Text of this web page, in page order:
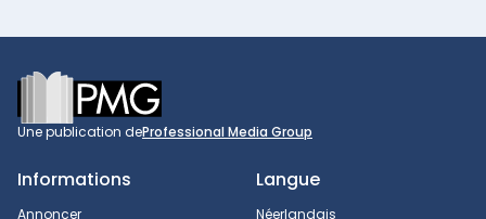
Footer
Une publication deProfessional Media Group
Informations
Annoncer
Langue
Néerlandais